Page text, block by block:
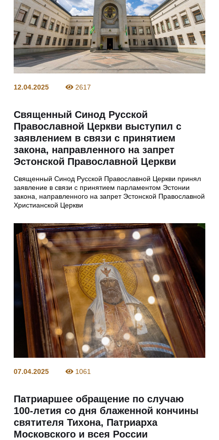
12.04.2025 2617
Священный Синод Русской
Православной Церкви выступил с
заявлением в связи с принятием
закона, направленного на запрет
Эстонской Православной Церкви
Священный Синод Русской Православной Церкви принял
заявление в связи с принятием парламентом Эстонии
закона, направленного на запрет Эстонской Православной
Христианской Церкви
07.04.2025 1061
Патриаршее обращение по случаю
100-летия со дня блаженной кончины
святителя Тихона, Патриарха
Московского и всея России